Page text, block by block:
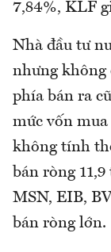
7,84%, KLF
Nhà đầu tư
nhưng không
phía bán ra
mức vốn
không tính
bán ròng
MSN, EIB,
bán ròng lớn.